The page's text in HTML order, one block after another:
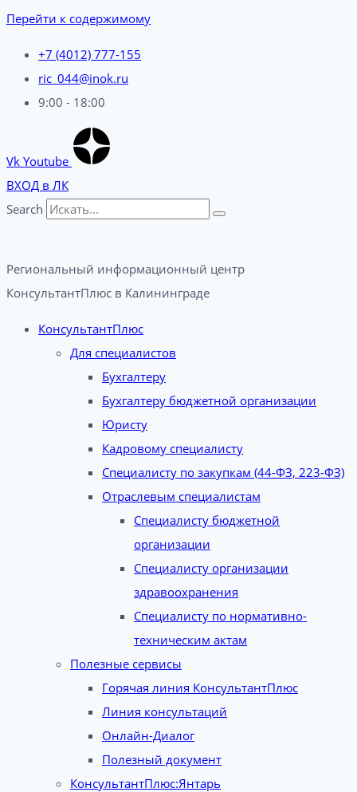
Перейти к содержимому
+7 (4012) 777-155
ric_044@inok.ru
9:00 - 18:00
Vk Youtube
ВХОД в ЛК
Search
Региональный информационный центр
КонсультантПлюс в Калининграде​
КонсультантПлюс
Для специалистов
Бухгалтеру
Бухгалтеру бюджетной организации
Юристу
Кадровому специалисту
Специалисту по закупкам (44-ФЗ, 223-ФЗ)
Отраслевым специалистам
Специалисту бюджетной
организации
Специалисту организации
здравоохранения
Специалисту по нормативно-
техническим актам
Полезные сервисы
Горячая линия КонсультантПлюс
Линия консультаций
Онлайн-Диалог
Полезный документ
КонсультантПлюс:Янтарь